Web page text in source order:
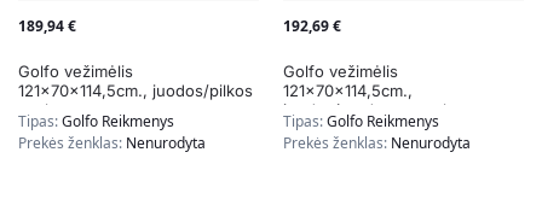
189,94€
Golfo vežimėlis
121x70x114,5cm., juodos/pilkos
spalvos
Tipas:Golfo Reikmenys
Prekės ženklas: Nenurodyta
192,69€
Golfo vežimėlis
121x70x114,5cm.,
juodos/raudonos spalvos
Tipas:Golfo Reikmenys
Prekės ženklas: Nenurodyta